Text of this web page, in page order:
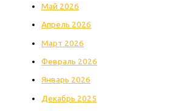
Май 2026
Апрель 2026
Март 2026
Февраль 2026
Январь 2026
Декабрь 2025